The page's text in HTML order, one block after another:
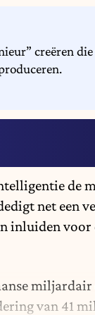
creëren
de
net een
inluiden
van 41